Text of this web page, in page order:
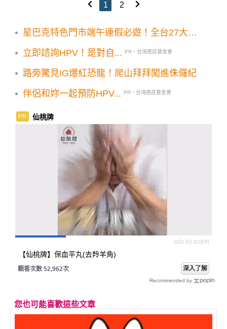
1 2
星巴克特色門市端午連假必遊！全台27大特
立即諮詢HPV！是對自...
PR・台灣癌症基金會
路旁驚見IG爆紅恐龍！爬山拜拜闖進侏儸紀
伴侶和妳一起預防HPV...
PR・台灣癌症基金會
PR 仙桃牌
ads by popIn
【仙桃牌】保血平丸(去羚羊角)
觀看次數 52,962次 深入了解
Recommended by
您也可能喜歡這些文章